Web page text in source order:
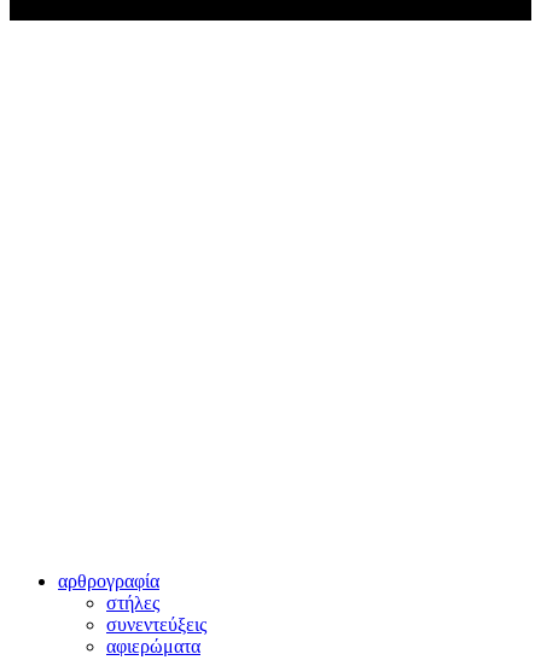
αρθρογραφία
στήλες
συνεντεύξεις
αφιερώματα